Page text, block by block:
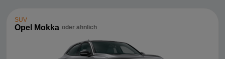
SUV
Opel Mokka oder ähnlich